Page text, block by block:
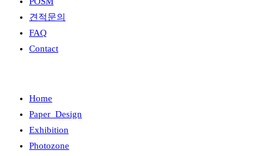
견적문의
FAQ
Contact
Home
Paper_Design
Exhibition
Photozone